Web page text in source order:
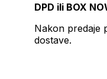
DPD ili BOX
Nakon predaje
dostave.